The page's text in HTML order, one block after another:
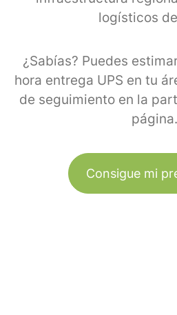
logísticos
¿Sabías? Puedes
hora entrega UPS en tu
de seguimiento en la
página.
Consigue mi